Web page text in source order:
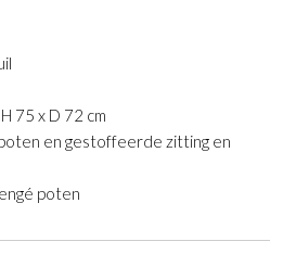
75 x D 72 cm
en gestoffeerde zitting en
poten